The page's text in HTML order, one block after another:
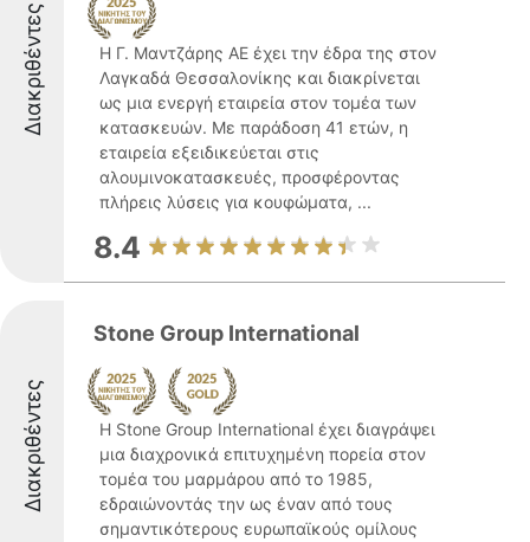
Διακριθέντες
Η Γ. Μαντζάρης ΑΕ έχει την έδρα της στον
Λαγκαδά Θεσσαλονίκης και διακρίνεται
ως μια ενεργή εταιρεία στον τομέα των
κατασκευών. Με παράδοση 41 ετών, η
εταιρεία εξειδικεύεται στις
αλουμινοκατασκευές, προσφέροντας
πλήρεις λύσεις για κουφώματα, ...
8.4
Διακριθέντες
Stone Group International
Η Stone Group International έχει διαγράψει
μια διαχρονικά επιτυχημένη πορεία στον
τομέα του μαρμάρου από το 1985,
εδραιώνοντάς την ως έναν από τους
σημαντικότερους ευρωπαϊκούς ομίλους